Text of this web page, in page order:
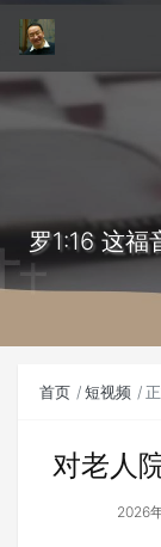
罗1:16 这福
首页 短视频
对老人
2026